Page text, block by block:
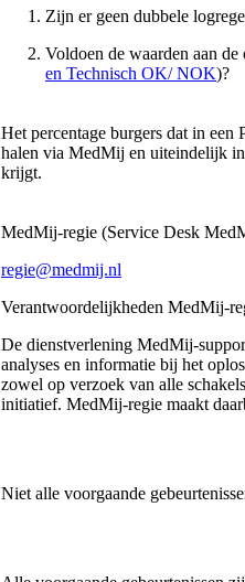
Zijn er geen dubbele
Voldoen de waarden aan de
en Technisch OK/ NOK)?
Het percentage burgers dat in
halen via MedMij en uiteindelijk
krijgt.
MedMij-regie (Service Desk
regie@medmij.nl
Verantwoordelijkheden MedMij-
De dienstverlening MedMij-
analyses en informatie bij het
zowel op verzoek van alle
initiatief. MedMij-regie maakt
Niet alle voorgaande